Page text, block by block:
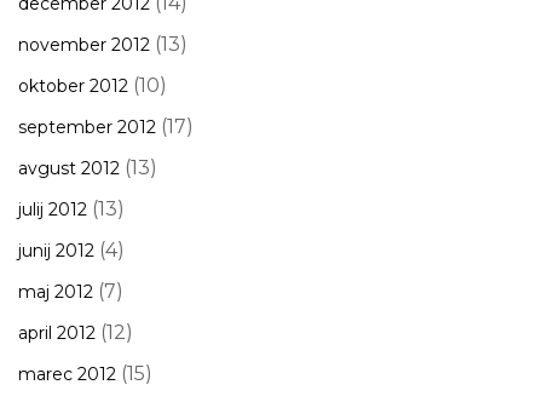
november 2012 (13)
oktober 2012 (10)
september 2012 (17)
avgust 2012 (13)
julij 2012 (13)
junij 2012 (4)
maj 2012 (7)
april 2012 (12)
marec 2012 (15)